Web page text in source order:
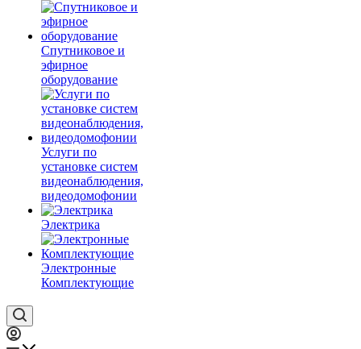
Спутниковое и
эфирное
оборудование
Услуги по
установке систем
видеонаблюдения,
видеодомофонии
Электрика
Электронные
Комплектующие